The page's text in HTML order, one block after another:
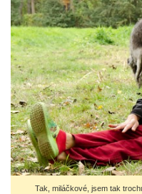
Tak, miláčkové, jsem tak